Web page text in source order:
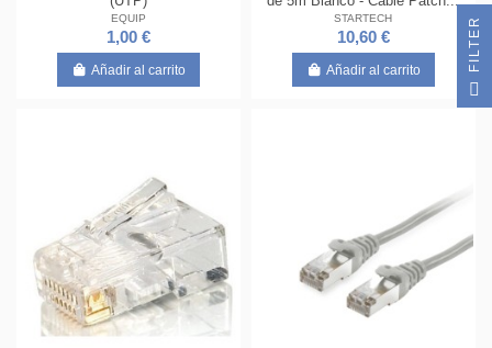
EQUIP
1,00 €
Añadir al carrito
STARTECH
10,60 €
Añadir al carrito R